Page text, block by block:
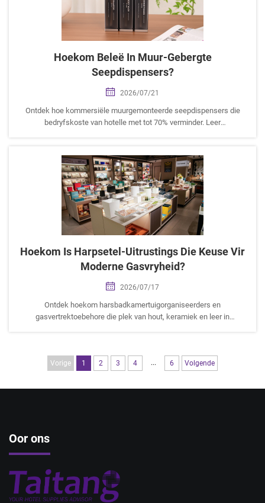
Hoekom Beleë In Muur-Gebergte
Seepdispensers?
2026/07/21
Ontdek hoe kommersiële muurgemonteerde seepdispensers die
bedryfskoste van hotelle met tot 70% verminder. Leer
Hoekom Is Harpsetel-Uitrustings Die Keuse Vir
Moderne Gasvryheid?
2026/07/17
Ontdek hoekom harsbadkamertuigorganiseerders en
gasvertrektoebehore die plek van hout, keramiek en leer in
Vorige 1 2 3 4 ... 6 Volgende
Oor ons